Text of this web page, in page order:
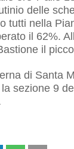
delle
tutti nella
il 62%.
il
di Santa
sezione 9